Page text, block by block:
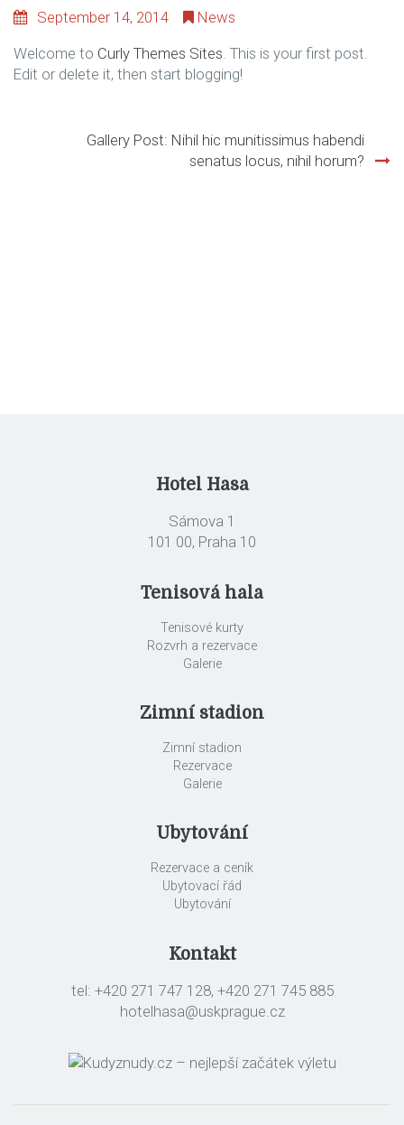
September 14, 2014
News
Welcome to Curly Themes Sites . This is your first post.
Edit or delete it, then start blogging!
Gallery Post: Nihil hic munitissimus habendi
senatus locus, nihil horum?
Hotel Hasa
Sámova 1
101 00, Praha 10
Tenisová hala
Tenisové kurty
Rozvrh a rezervace
Galerie
Zimní stadion
Zimní stadion
Rezervace
Galerie
Ubytování
Rezervace a ceník
Ubytovací řád
Ubytování
Kontakt
tel: +420 271 747 128, +420 271 745 885
hotelhasa@uskprague.cz